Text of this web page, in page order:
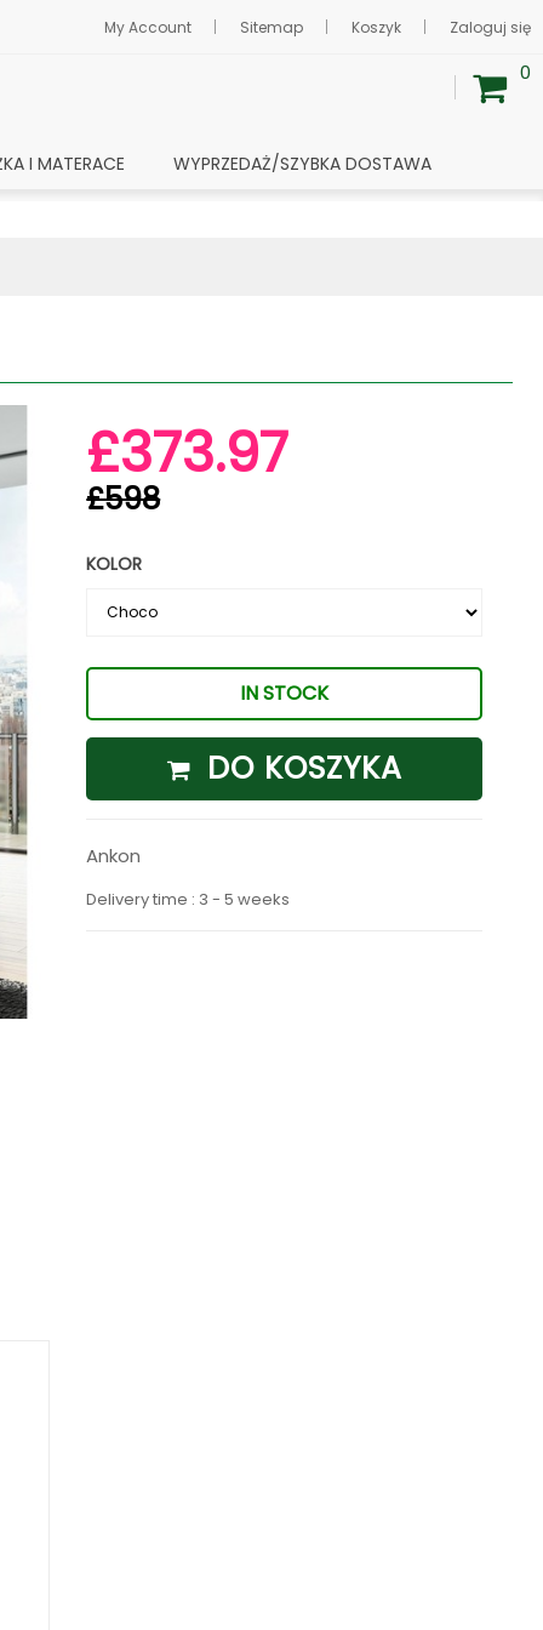
My Account Sitemap Koszyk Zaloguj się
0
I MATERACE WYPRZEDAŻ/SZYBKA DOSTAWA
£373.97
£598
KOLOR
IN STOCK
DO KOSZYKA
Ankon
Delivery time : 3 - 5 weeks